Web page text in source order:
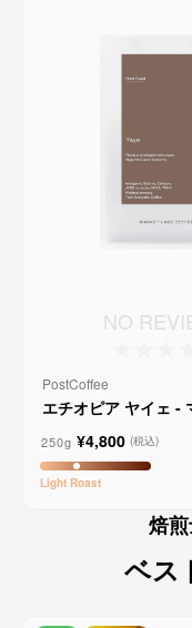
NO
PostCoffee
エチオピア ヤイェ -
250g ¥4,800 (税込)
Light Roast
焙
ベス